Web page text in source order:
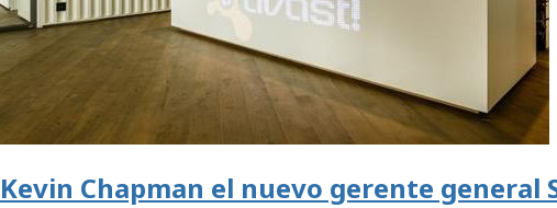
Kevin Chapman el nuevo gerente general